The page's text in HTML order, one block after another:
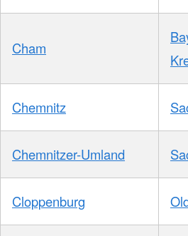
Cham
Chemnitz
Chemnitzer-Umland
Cloppenburg